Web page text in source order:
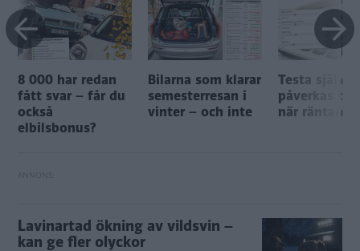
8 000 har redan
fått svar – får du
också
elbilsbonus?
Bilarna som klarar
semesterresan i
vinter – och inte
Testa själv:
påverkas
när räntan
Lavinartad ökning av vildsvin –
kan ge fler olyckor